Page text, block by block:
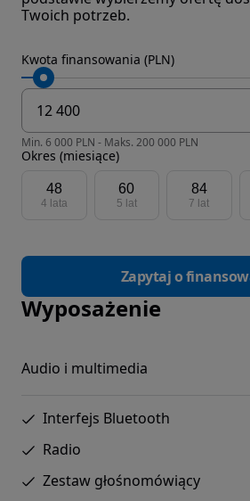
Twoich potrzeb.
Kwota finansowania (PLN)
Min. 6 000 PLN - Maks. 200 000 PLN
Okres (miesiące)
48
4 lata
60
5 lat
84
7 lat
Zapytaj o
Wyposażenie
Audio i multimedia
Interfejs Bluetooth
Radio
Zestaw głośnomówiący